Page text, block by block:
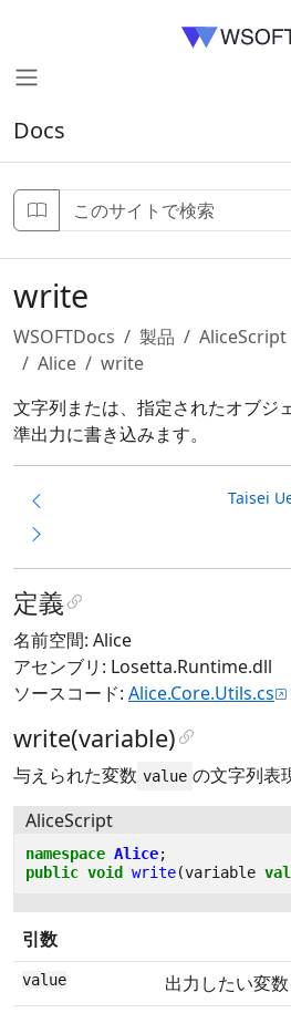
Docs
write
WSOFTDocs 製品 AliceScript
Alice
write
文字列または、指定されたオブジ
準出力に書き込みます。
Taisei
定義
名前空間: Alice
アセンブリ: Losetta.Runtime.dll
ソースコード: Alice.Core.Utils.cs
write(variable)
与えられた変数 value の文字列表
AliceScript
namespace Alice;
public void write(variable
引数
value 出力したい変数